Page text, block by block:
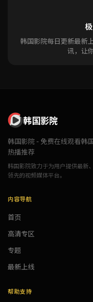
韩国影院每日更新最新
讯，让
韩国影院
韩国影院 - 免费在线观看韩
热播推荐
韩国影院致力于为用户提供最新
领先的视频媒体平台。
内容导航
首页
高清专区
专题
最新上线
帮助支持